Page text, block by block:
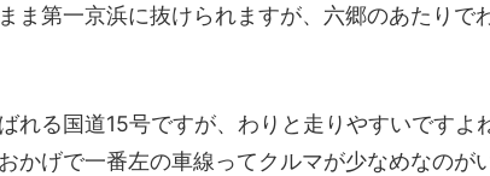
ま第一京浜に抜けられますが、六郷のあたりで
れる国道15号ですが、わりと走りやすいですよ
かげで一番左の車線ってクルマが少なめなのが